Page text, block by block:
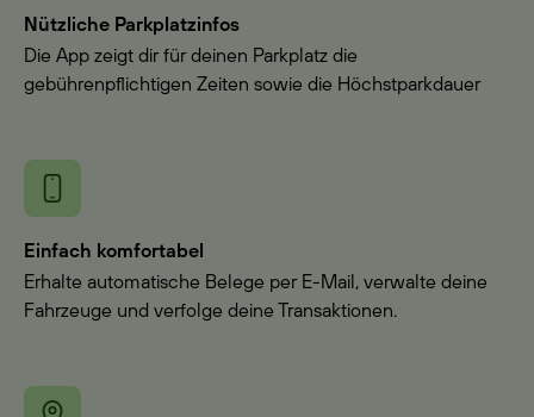
Nützliche Parkplatzinfos
Die App zeigt dir für deinen Parkplatz die
gebührenpflichtigen Zeiten sowie die Höchstparkdauer
Einfach komfortabel
Erhalte automatische Belege per E-Mail, verwalte deine
Fahrzeuge und verfolge deine Transaktionen.